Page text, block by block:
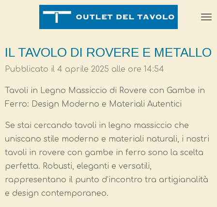
principale
IL TAVOLO DI ROVERE E METALLO
Pubblicato il 4 aprile 2025 alle ore 14:54
Tavoli in Legno Massiccio di Rovere con Gambe in
Ferro: Design Moderno e Materiali Autentici
Se stai cercando tavoli in legno massiccio che
uniscano stile moderno e materiali naturali, i nostri
tavoli in rovere con gambe in ferro sono la scelta
perfetta. Robusti, eleganti e versatili,
rappresentano il punto d’incontro tra artigianalità
e design contemporaneo.